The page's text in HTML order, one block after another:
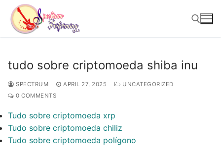
Skip
content
Search for:
tudo sobre criptomoeda shiba inu
SPECTRUM APRIL 27, 2025
UNCATEGORIZED
0 COMMENTS
Tudo sobre criptomoeda xrp
Tudo sobre criptomoeda chiliz
Tudo sobre criptomoeda polígono